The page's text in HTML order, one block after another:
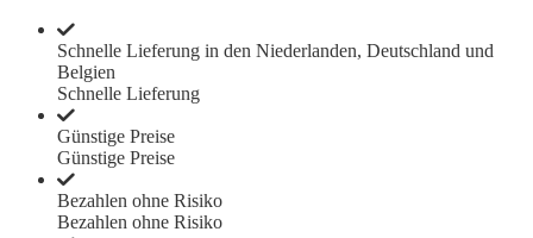
Schnelle Lieferung in den Niederlanden, Deutschland und
Belgien
Schnelle Lieferung
Günstige Preise
Günstige Preise
Bezahlen ohne Risiko
Bezahlen ohne Risiko